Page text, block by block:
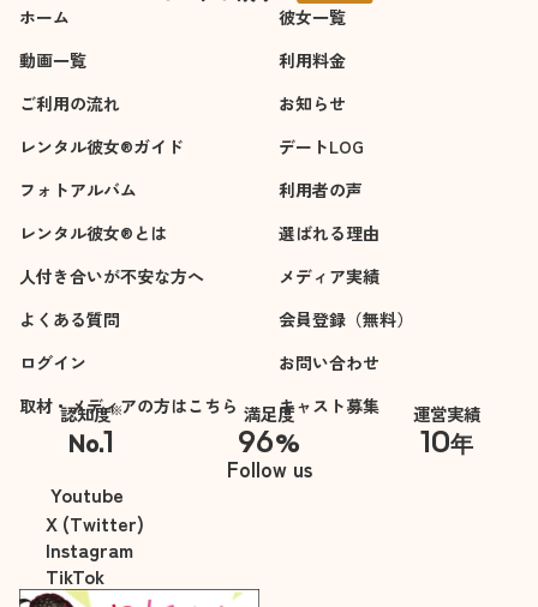
ホーム
彼女一覧
動画一覧
利用料金
ご利用の流れ
お知らせ
レンタル彼女®ガイド
デートLOG
フォトアルバム
利用者の声
レンタル彼女®とは
選ばれる理由
人付き合いが不安な方へ
メディア実績
よくある質問
会員登録（無料）
ログイン
お問い合わせ
取材・メディアの方はこちら
キャスト募集
認知度※
No.1
※自社調べ
満足度
96%
運営実績
10年
Follow us
Youtube
X (Twitter)
Instagram
TikTok